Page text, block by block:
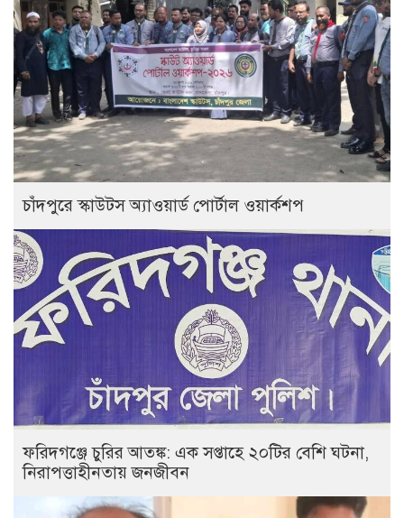
চাঁদপুরে স্কাউটস অ্যাওয়ার্ড পোর্টাল ওয়ার্কশপ
ফরিদগঞ্জে চুরির আতঙ্ক: এক সপ্তাহে ২০টির বেশি ঘটনা,
নিরাপত্তাহীনতায় জনজীবন